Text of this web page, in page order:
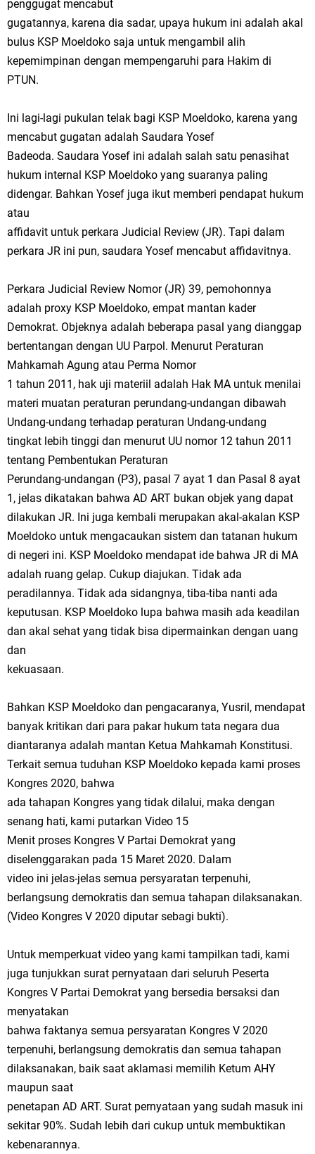
penggugat mencabut
gugatannya, karena dia sadar, upaya hukum ini adalah akal
bulus KSP Moeldoko saja untuk mengambil alih
kepemimpinan dengan mempengaruhi para Hakim di
PTUN.
Ini lagi-lagi pukulan telak bagi KSP Moeldoko, karena yang
mencabut gugatan adalah Saudara Yosef
Badeoda. Saudara Yosef ini adalah salah satu penasihat
hukum internal KSP Moeldoko yang suaranya paling
didengar. Bahkan Yosef juga ikut memberi pendapat hukum
atau
affidavit untuk perkara Judicial Review (JR). Tapi dalam
perkara JR ini pun, saudara Yosef mencabut affidavitnya.
Perkara Judicial Review Nomor (JR) 39, pemohonnya
adalah proxy KSP Moeldoko, empat mantan kader
Demokrat. Objeknya adalah beberapa pasal yang dianggap
bertentangan dengan UU Parpol. Menurut Peraturan
Mahkamah Agung atau Perma Nomor
1 tahun 2011, hak uji materiil adalah Hak MA untuk menilai
materi muatan peraturan perundang-undangan dibawah
Undang-undang terhadap peraturan Undang-undang
tingkat lebih tinggi dan menurut UU nomor 12 tahun 2011
tentang Pembentukan Peraturan
Perundang-undangan (P3), pasal 7 ayat 1 dan Pasal 8 ayat
1, jelas dikatakan bahwa AD ART bukan objek yang dapat
dilakukan JR. Ini juga kembali merupakan akal-akalan KSP
Moeldoko untuk mengacaukan sistem dan tatanan hukum
di negeri ini. KSP Moeldoko mendapat ide bahwa JR di MA
adalah ruang gelap. Cukup diajukan. Tidak ada
peradilannya. Tidak ada sidangnya, tiba-tiba nanti ada
keputusan. KSP Moeldoko lupa bahwa masih ada keadilan
dan akal sehat yang tidak bisa dipermainkan dengan uang
dan
kekuasaan.
Bahkan KSP Moeldoko dan pengacaranya, Yusril, mendapat
banyak kritikan dari para pakar hukum tata negara dua
diantaranya adalah mantan Ketua Mahkamah Konstitusi.
Terkait semua tuduhan KSP Moeldoko kepada kami proses
Kongres 2020, bahwa
ada tahapan Kongres yang tidak dilalui, maka dengan
senang hati, kami putarkan Video 15
Menit proses Kongres V Partai Demokrat yang
diselenggarakan pada 15 Maret 2020. Dalam
video ini jelas-jelas semua persyaratan terpenuhi,
berlangsung demokratis dan semua tahapan dilaksanakan.
(Video Kongres V 2020 diputar sebagi bukti).
Untuk memperkuat video yang kami tampilkan tadi, kami
juga tunjukkan surat pernyataan dari seluruh Peserta
Kongres V Partai Demokrat yang bersedia bersaksi dan
menyatakan
bahwa faktanya semua persyaratan Kongres V 2020
terpenuhi, berlangsung demokratis dan semua tahapan
dilaksanakan, baik saat aklamasi memilih Ketum AHY
maupun saat
penetapan AD ART. Surat pernyataan yang sudah masuk ini
sekitar 90%. Sudah lebih dari cukup untuk membuktikan
kebenarannya.